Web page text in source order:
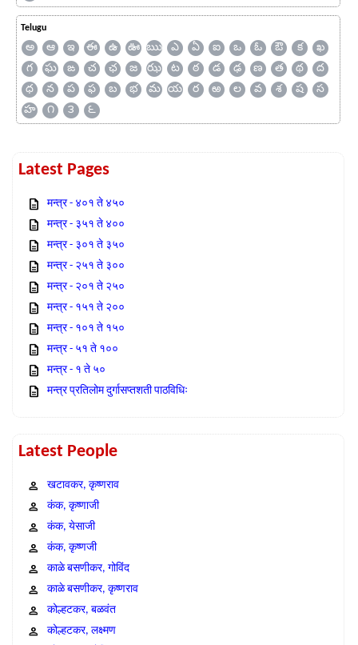
Telugu
అ ఆ ఇ ఈ ఉ ఊ ఋ ఎ ఏ ఐ ఒ ఓ ఔ క
ఖ
గ
ఘ ఙ చ ఛ జ ఝ ట ఠ డ ఢ ణ త థ
ద
ధ
న ప ఫ బ భ మ య ర ఱ ల వ శ ష
స
హ
౧ ౩ ౬
Latest Pages
मन्त्र - ४०१ ते ४५०
मन्त्र - ३५१ ते ४००
मन्त्र - ३०१ ते ३५०
मन्त्र - २५१ ते ३००
मन्त्र - २०१ ते २५०
मन्त्र - १५१ ते २००
मन्त्र - १०१ ते १५०
मन्त्र - ५१ ते १००
मन्त्र - १ ते ५०
मन्त्र प्रतिलोम दुर्गासप्तशती पाठविधिः
Latest People
खटावकर, कृष्णराव
कंक, कृष्णाजी
कंक, येसाजी
कंक, कृष्णजी
काळे बसणीकर, गोविंद
काळे बसणीकर, कृष्णराव
कोल्हटकर, बळवंत
कोल्हटकर, लक्ष्मण